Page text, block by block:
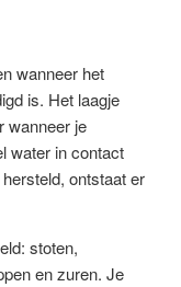
wanneer het
is. Het laagje
wanneer je
water in contact
ontstaat er
stoten,
en zuren. Je